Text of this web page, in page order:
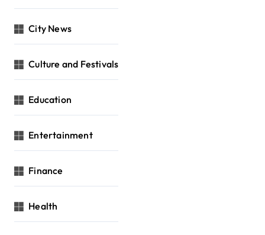
City News
Culture and Festivals
Education
Entertainment
Finance
Health